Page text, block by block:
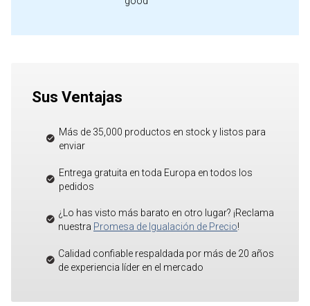
Sus Ventajas
Más de 35,000 productos en stock y listos para
enviar
Entrega gratuita en toda Europa en todos los
pedidos
¿Lo has visto más barato en otro lugar? ¡Reclama
nuestra Promesa de Igualación de Precio!
Calidad confiable respaldada por más de 20 años
de experiencia líder en el mercado